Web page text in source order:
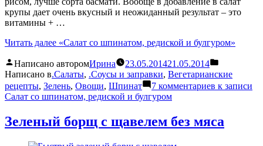
крупы дает очень вкусный и неожиданный результат – это
витамины + …
Читать далее «Салат со шпинатом, редиской и булгуром»
Написано авторомИрина 23.05.201421.05.2014
Написано в.Салаты, .Соусы и заправки, Вегетарианские
рецепты, Зелень, Овощи, Шпинат 7 комментариев к записи
Салат со шпинатом, редиской и булгуром
Зеленый борщ с щавелем без мяса